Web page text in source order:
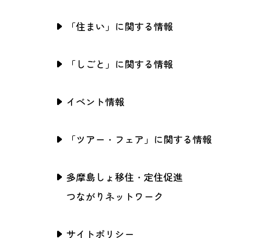
「住まい」に関する情報
「しごと」に関する情報
イベント情報
「ツアー・フェア」に関する情報
多摩島しょ移住・定住促進
つながりネットワーク
サイトポリシー